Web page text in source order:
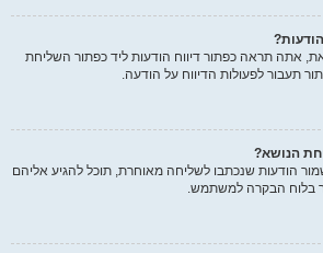
אתה תראה כפתור דיווח הודעות ליד כפתור השליחת
תעבור לפעולות הדיווח על הודעה.
הנושא?
הודעות שנכתבו לשליחה מאוחרת, תוכל להגיע אליהם
בלוח הבקרה למשתמש.